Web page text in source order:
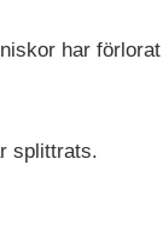
har förlorat
splittrats.